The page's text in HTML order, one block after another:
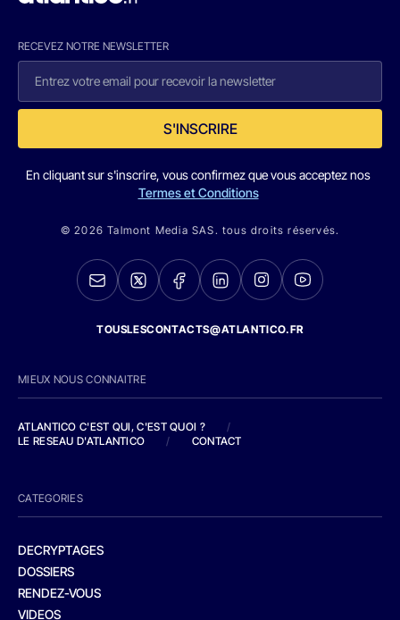
RECEVEZ NOTRE NEWSLETTER
S'INSCRIRE
En cliquant sur s'inscrire, vous confirmez que vous acceptez nos
Termes et Conditions
© 2026 Talmont Media SAS. tous droits réservés.
TOUSLESCONTACTS@ATLANTICO.FR
MIEUX NOUS CONNAITRE
ATLANTICO C'EST QUI, C'EST QUOI ?
/
LE RESEAU D'ATLANTICO
/ CONTACT
CATEGORIES
DECRYPTAGES
DOSSIERS
RENDEZ-VOUS
VIDEOS